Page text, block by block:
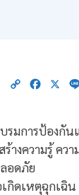
Copy
X
รมการป้องกั
ความรู้ ควา
อดภัย
เกิดเหตุฉุกเ